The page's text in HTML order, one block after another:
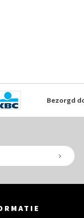
Bezorgd